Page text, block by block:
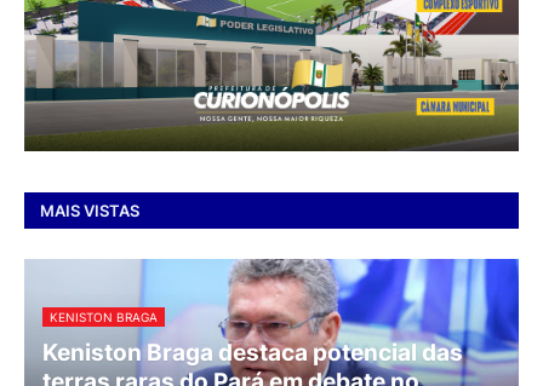
MAIS VISTAS
KENISTON BRAGA
Keniston Braga destaca potencial das